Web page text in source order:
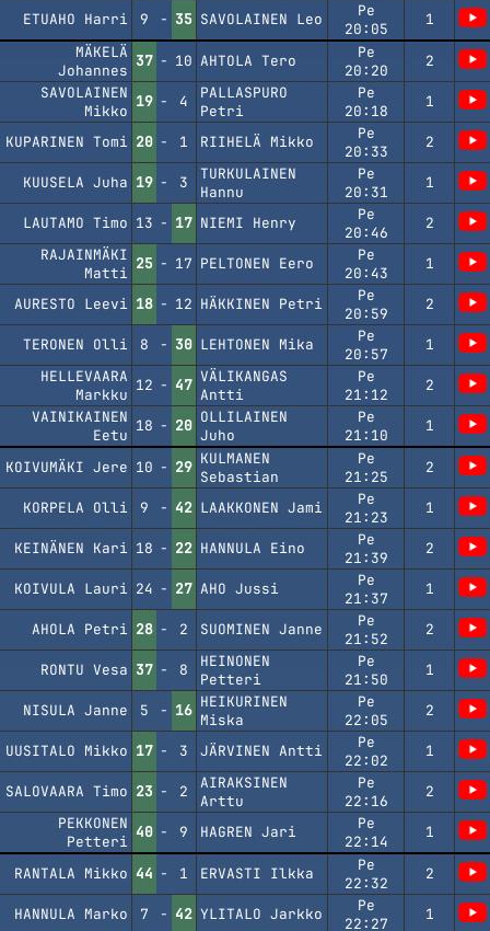
ETUAHO Harri 9 - 35 SAVOLAINEN Leo
Pe
20:05
1
MÄKELÄ
Johannes
37 - 10 AHTOLA Tero
Pe
20:20
2
SAVOLAINEN
Mikko
19 - 4
PALLASPURO
Petri
Pe
20:18
1
KUPARINEN Tomi 20 - 1 RIIHELÄ Mikko
Pe
20:33
2
KUUSELA Juha 19 - 3
TURKULAINEN
Hannu
Pe
20:31
1
LAUTAMO Timo 13 - 17 NIEMI Henry
Pe
20:46
2
RAJAINMÄKI
Matti
25 - 17 PELTONEN Eero
Pe
20:43
1
AURESTO Leevi 18 - 12 HÄKKINEN Petri
Pe
20:59
2
TERONEN Olli 8 - 30 LEHTONEN Mika
Pe
20:57
1
HELLEVAARA
Markku
12 - 47 VÄLIKANGAS
Antti
Pe
21:12
2
VAINIKAINEN
Eetu
18 - 20 OLLILAINEN
Juho
Pe
21:10
1
KOIVUMÄKI Jere 10 - 29 KULMANEN
Sebastian
Pe
21:25
2
KORPELA Olli 9 - 42 LAAKKONEN Jami
Pe
21:23
1
KEINÄNEN Kari 18 - 22 HANNULA Eino
Pe
21:39
2
KOIVULA Lauri 24 - 27 AHO Jussi
Pe
21:37
1
AHOLA Petri 28 - 2 SUOMINEN Janne
Pe
21:52
2
RONTU Vesa 37 - 8
HEINONEN
Petteri
Pe
21:50
1
NISULA Janne 5 - 16 HEIKURINEN
Miska
Pe
22:05
2
UUSITALO Mikko 17 - 3 JÄRVINEN Antti
Pe
22:02
1
SALOVAARA Timo 23 - 2
AIRAKSINEN
Arttu
Pe
22:16
2
PEKKONEN
Petteri
40 - 9 HAGREN Jari
Pe
22:14
1
RANTALA Mikko 44 - 1 ERVASTI Ilkka
Pe
22:32
2
HANNULA Marko 7 - 42 YLITALO Jarkko
Pe
22:27
1